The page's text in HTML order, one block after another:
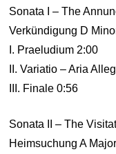
Sonata I – The
Verkündigung D
I. Praeludium 2:00
II. Variatio – Aria
III. Finale 0:56
Sonata II – The
Heimsuchung A